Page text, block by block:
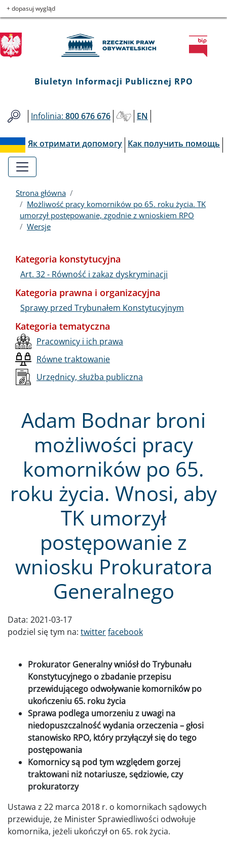
Przejdź
do
menu
głównego
Przejdź
do
treści
Przejdź
to
informacji
o
kontakcie
Przejdź
do
mapy
serwisu
Biuletyn
Informacji
Publicznej
RPO
+ dopasuj wygląd
Biuletyn Informacji Publicznej RPO
Infolinia: 800 676 676 EN
Як отримати допомогу Как получить помощь
Strona główna
Możliwość pracy komorników po 65. roku życia. TK
umorzył postępowanie, zgodnie z wnioskiem RPO
Wersje
Adam Bodnar broni
możliwości pracy
komorników po 65.
roku życia. Wnosi, aby
TK umorzył
postępowanie z
wniosku Prokuratora
Generalnego
Data: 2021-03-17
podziel się tym na: twitterfacebook
Prokurator Generalny wniósł do Trybunału
Konstytucyjnego o zbadanie przepisu
przewidującego odwoływanie komorników po
ukończeniu 65. roku życia
Sprawa podlega umorzeniu z uwagi na
niedopuszczalność wydania orzeczenia – głosi
stanowisko RPO, który przyłączył się do tego
postępowania
Komornicy są pod tym względem gorzej
traktowani niż notariusze, sędziowie, czy
prokuratorzy
Ustawa z 22 marca 2018 r. o komornikach sądowych
przewiduje, że Minister Sprawiedliwości odwołuje
komornika, jeżeli ukończył on 65. rok życia.
Kategoria konstytucyjna
Art. 32 - Równość i zakaz dyskryminacji
Kategoria prawna i organizacyjna
Sprawy przed Trybunałem Konstytucyjnym
Kategoria tematyczna
Pracownicy i ich prawa
Równe traktowanie
Urzędnicy, służba publiczna